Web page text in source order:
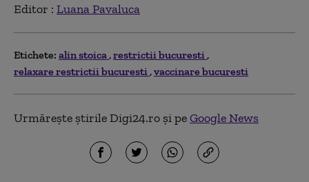
Editor : Luana Pavaluca
Etichete: alin stoica restrictii bucuresti
relaxare restrictii bucuresti vaccinare bucuresti
Urmărește știrile Digi24.ro și peGoogle News